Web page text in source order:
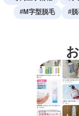
#M字型脱毛 #